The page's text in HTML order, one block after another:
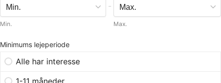
Min.
-
Max.
Minimums lejeperiode
Alle har interesse